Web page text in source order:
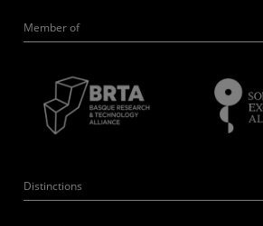
Member of
Distinctions